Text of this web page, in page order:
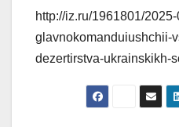
http://iz.ru/1961801/
glavnokomanduiushchii-
dezertirstva-ukrainskikh-